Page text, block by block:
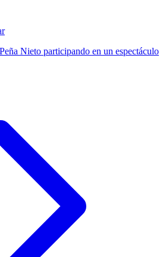
Nieto participando en un espectáculo